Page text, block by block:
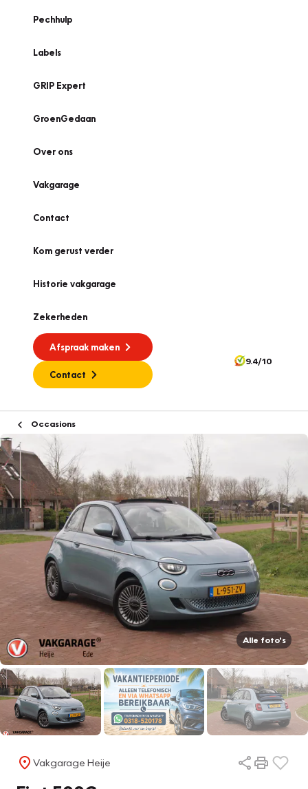
Pechhulp
Labels
GRIP Expert
GroenGedaan
Over ons
Vakgarage
Contact
Kom gerust verder
Historie vakgarage
Zekerheden
Afspraak maken
Contact
9.4/10
Occasions
Alle foto's
Vakgarage Heije